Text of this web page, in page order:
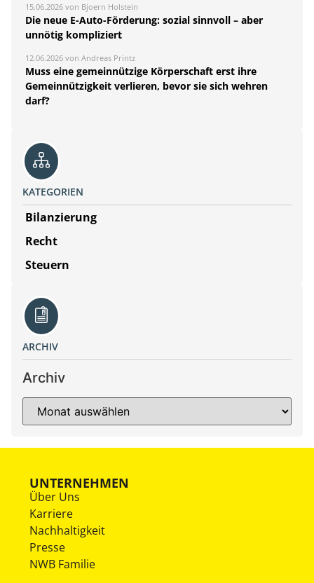
15.06.2026 von Bjoern Holstein
Die neue E-Auto-Förderung: sozial sinnvoll – aber
unnötig kompliziert
12.06.2026 von Andreas Printz
Muss eine gemeinnützige Körperschaft erst ihre
Gemeinnützigkeit verlieren, bevor sie sich wehren
darf?
KATEGORIEN
Bilanzierung
Recht
Steuern
ARCHIV
Archiv
UNTERNEHMEN
Über Uns
Karriere
Nachhaltigkeit
Presse
NWB Familie